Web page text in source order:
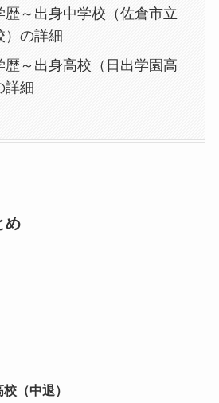
歴～出身中学校（佐倉市立
）の詳細
歴～出身高校（日出学園高
詳細
め
（中退）